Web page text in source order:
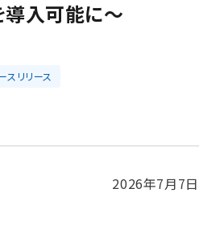
導入可能に～
スリリース
2026年7月7日